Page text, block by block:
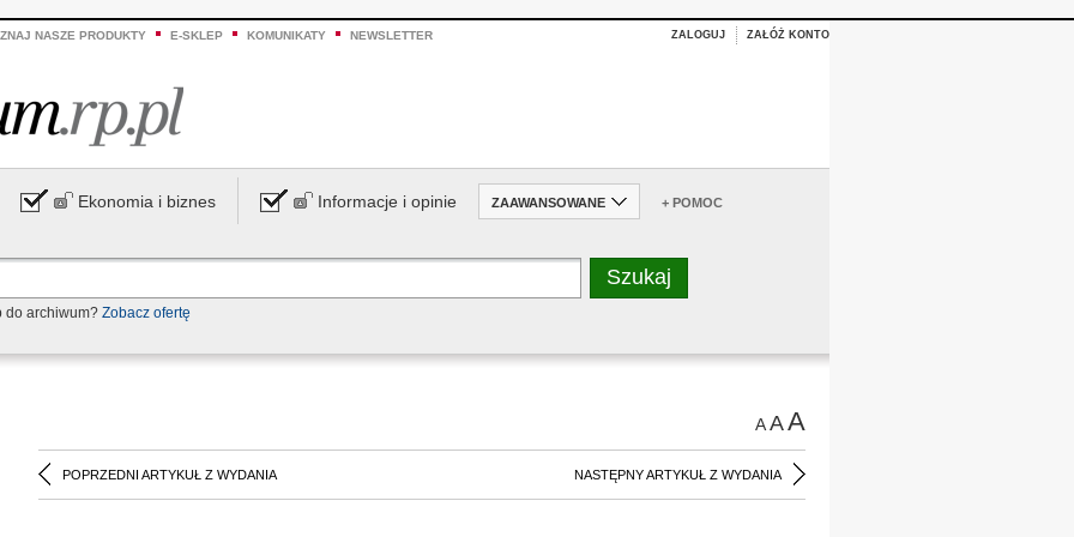
NASZE PRODUKTY E-SKLEP KOMUNIKATY NEWSLETTER ZALOGUJ ZAŁÓŻ KONTO
Ekonomia i biznes Informacje i opinie ZAAWANSOWANE + POMOC
do archiwum? Zobacz ofertę
AAA
POPRZEDNI ARTYKUŁ Z WYDANIA NASTĘPNY ARTYKUŁ Z WYDANIA